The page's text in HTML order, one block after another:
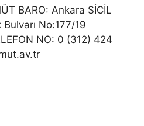
BARO: Ankara SİCİL
No:177/19
NO: 0 (312) 424